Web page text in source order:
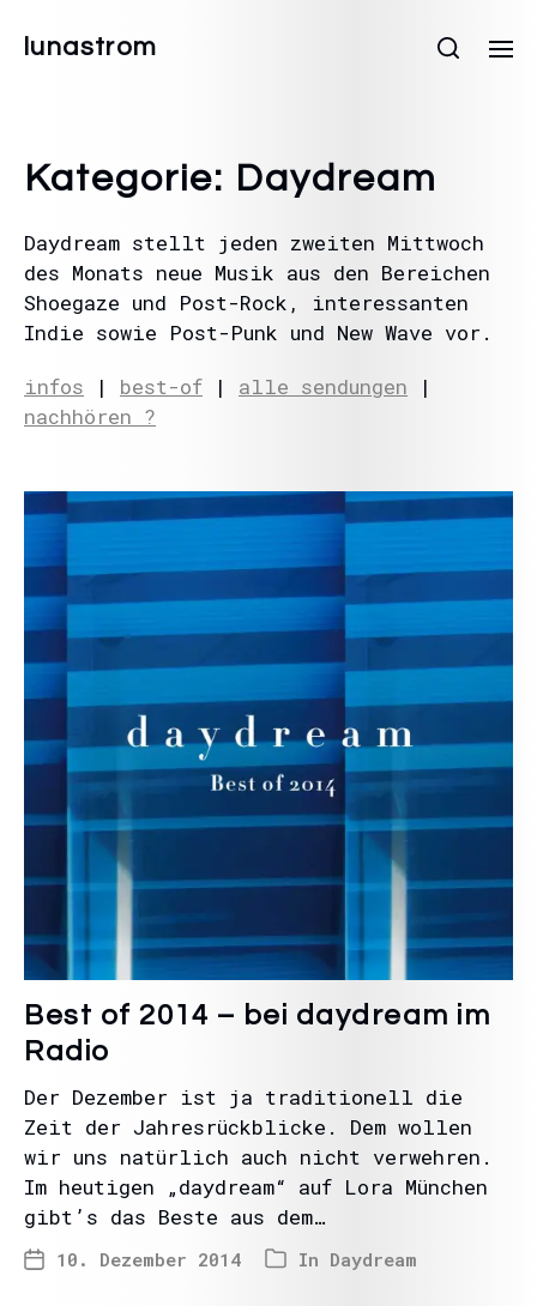
lunastrom
Kategorie: Daydream
Daydream stellt jeden zweiten Mittwoch
des Monats neue Musik aus den Bereichen
Shoegaze und Post-Rock, interessanten
Indie sowie Post-Punk und New Wave vor.
infos | best-of | alle sendungen |
nachhören ?
Best of 2014 – bei daydream im
Radio
Der Dezember ist ja traditionell die
Zeit der Jahresrückblicke. Dem wollen
wir uns natürlich auch nicht verwehren.
Im heutigen „daydream“ auf Lora München
gibt’s das Beste aus dem…
10. Dezember 2014 In Daydream